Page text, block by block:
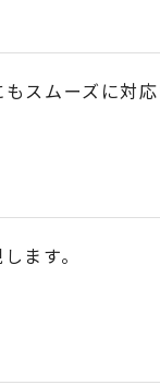
スムーズに対応
ます。